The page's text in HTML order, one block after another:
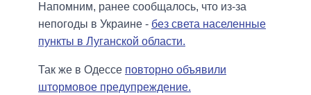
Напомним, ранее сообщалось, что из-за
непогоды в Украине - без света населенные
пункты в Луганской области.
Так же в Одессе повторно объявили
штормовое предупреждение.